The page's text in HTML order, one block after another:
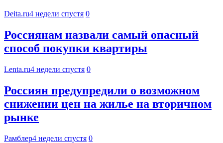
Deita.ru4 недели спустя 0
Россиянам назвали самый опасный
способ покупки квартиры
Lenta.ru4 недели спустя 0
Россиян предупредили о возможном
снижении цен на жилье на вторичном
рынке
Рамблер4 недели спустя 0